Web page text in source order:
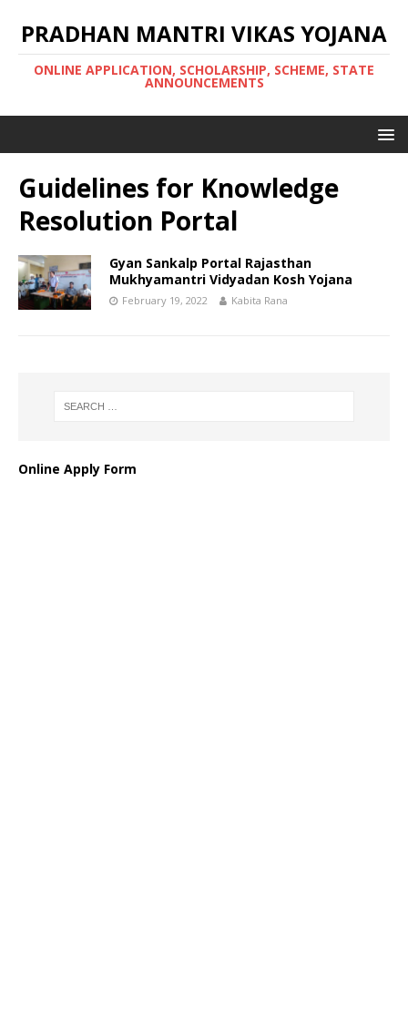
PRADHAN MANTRI VIKAS YOJANA
ONLINE APPLICATION, SCHOLARSHIP, SCHEME, STATE
ANNOUNCEMENTS
Guidelines for Knowledge
Resolution Portal
Gyan Sankalp Portal Rajasthan
Mukhyamantri Vidyadan Kosh Yojana
February 19, 2022 Kabita Rana
Online Apply Form